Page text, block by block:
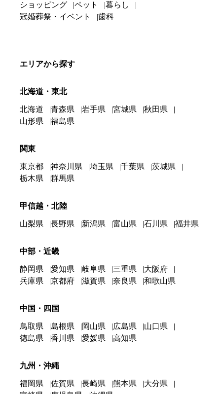
ショッピング
ペット
暮らし
冠婚葬祭・イベント
歯科
エリアから探す
北海道・東北
北海道 青森県 岩手県 宮城県
秋田県
山形県
福島県
関東
東京都 神奈川県 埼玉県 千葉県
茨城県
栃木県
群馬県
甲信越・北陸
山梨県 長野県 新潟県 富山県 石川県 福井県
中部・近畿
静岡県 愛知県 岐阜県 三重県
大阪府
兵庫県
京都府 滋賀県 奈良県 和歌山県
中国・四国
鳥取県 島根県 岡山県 広島県
山口県
徳島県
香川県 愛媛県 高知県
九州・沖縄
福岡県 佐賀県 長崎県 熊本県
大分県